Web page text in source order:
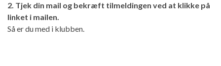
2. Tjek din mail og bekræft tilmeldingen ved at klikke på
linket i mailen.
Så er du med i klubben.